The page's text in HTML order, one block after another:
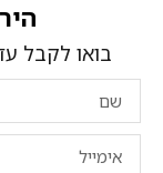
בואו לקבל